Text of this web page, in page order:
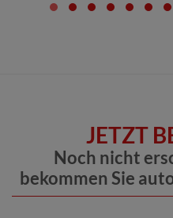
JETZT
Noch nicht
bekommen Sie